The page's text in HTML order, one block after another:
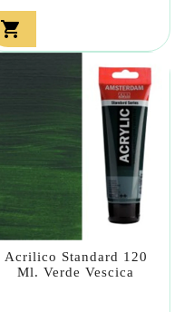

Acrilico Standard 120
Ml. Verde Vescica